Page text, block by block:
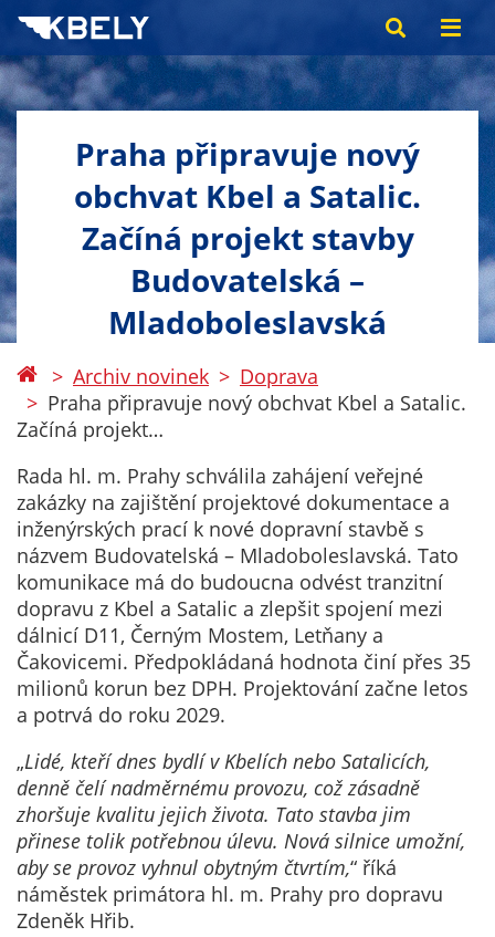
Praha připravuje nový
obchvat Kbel a Satalic.
Začíná projekt stavby
Budovatelská –
Mladoboleslavská
Archiv novinek
Doprava
Praha připravuje nový obchvat Kbel a Satalic.
Začíná projekt…
Rada hl. m. Prahy schválila zahájení veřejné
zakázky na zajištění projektové dokumentace a
inženýrských prací k nové dopravní stavbě s
názvem Budovatelská – Mladoboleslavská. Tato
komunikace má do budoucna odvést tranzitní
dopravu z Kbel a Satalic a zlepšit spojení mezi
dálnicí D11, Černým Mostem, Letňany a
Čakovicemi. Předpokládaná hodnota činí přes 35
milionů korun bez DPH. Projektování začne letos
a potrvá do roku 2029.
„Lidé, kteří dnes bydlí v Kbelích nebo Satalicích,
denně čelí nadměrnému provozu, což zásadně
zhoršuje kvalitu jejich života. Tato stavba jim
přinese tolik potřebnou úlevu. Nová silnice umožní,
aby se provoz vyhnul obytným čtvrtím,“ říká
náměstek primátora hl. m. Prahy pro dopravu
Zdeněk Hřib.
Technické
cookies
Technické
cookies jsou
nezbytné pro
správné
fungování
webu a všech
Nepožadujeme
Váš souhlas s
využitím
technických
cookies na
našem webu. Z